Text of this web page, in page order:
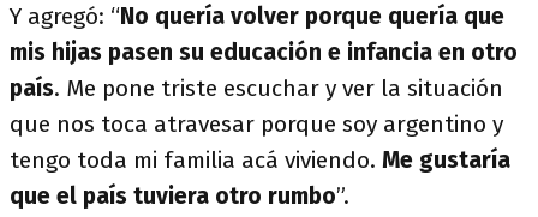
Y agregó: “No quería volver porque quería que
mis hijas pasen su educación e infancia en otro
país. Me pone triste escuchar y ver la situación
que nos toca atravesar porque soy argentino y
tengo toda mi familia acá viviendo. Me gustaría
que el país tuviera otro rumbo”.